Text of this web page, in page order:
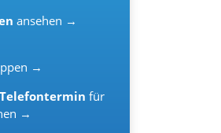
ansehen →
→
für
→